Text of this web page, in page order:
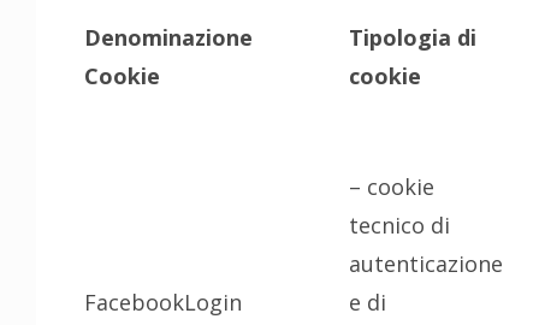
Denominazione
Cookie
Tipologia di
cookie
FacebookLogin
– cookie
tecnico di
autenticazione
e di